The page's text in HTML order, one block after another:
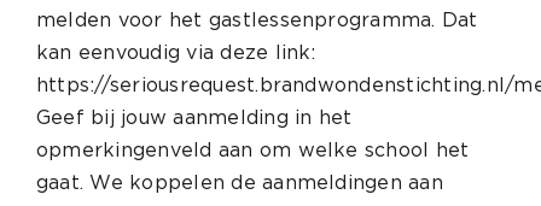
melden voor het gastlessenprogramma. Dat
kan eenvoudig via deze link:
https://seriousrequest.brandwondenstichting.nl/
Geef bij jouw aanmelding in het
opmerkingenveld aan om welke school het
gaat. We koppelen de aanmeldingen aan